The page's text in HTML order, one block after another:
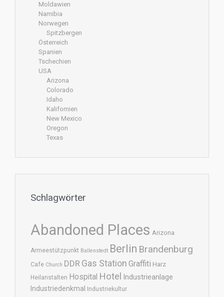
Moldawien
Namibia
Norwegen
Spitzbergen
Österreich
Spanien
Tschechien
USA
Arizona
Colorado
Idaho
Kalifornien
New Mexico
Oregon
Texas
Schlagwörter
Abandoned Places Arizona
Armeestützpunkt Ballenstedt Berlin Brandenburg
Cafe Church DDR Gas Station Graffiti Harz
Heilanstalten Hospital Hotel Industrieanlage
Industriedenkmal Industriekultur